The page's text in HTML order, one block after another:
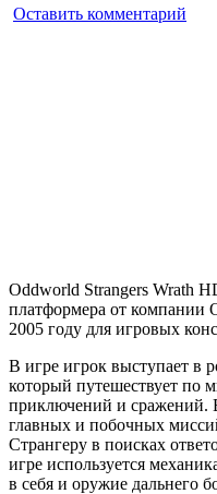
Оставить комментарий
Oddworld Strangers Wrath
платформера от компании
2005 году для игровых
В игре игрок выступает в
который путешествует по
приключений и сражений.
главных и побочных
Странгеру в поисках
игре используется
в себя и оружие дальнего